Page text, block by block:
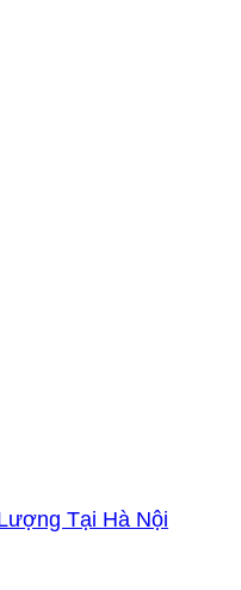
Tại Hà Nội